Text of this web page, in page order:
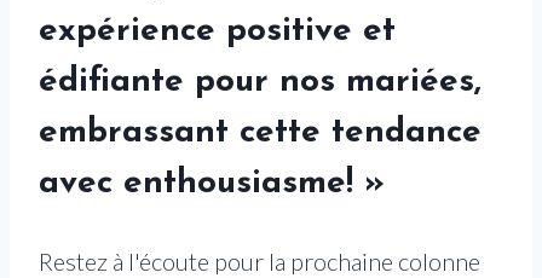
expérience positive et
édifiante pour nos mariées,
embrassant cette tendance
avec enthousiasme! »
Restez à l'écoute pour la prochaine colonne